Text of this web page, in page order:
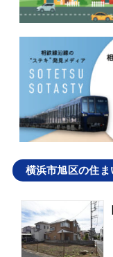
横浜市旭区の住ま